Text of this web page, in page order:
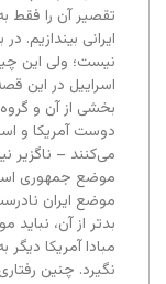
تقصیر آن را فقط
ایرانی بیندازیم.
نیست؛ ولی این
اسراییل در این
بخشی از آن و
دوست آمریکا و
می‌کنند – ناگزیر
موضع جمهوری
موضع ایران
بدتر از آن، نباید
مبادا آمریکا
نگیرد. چنین